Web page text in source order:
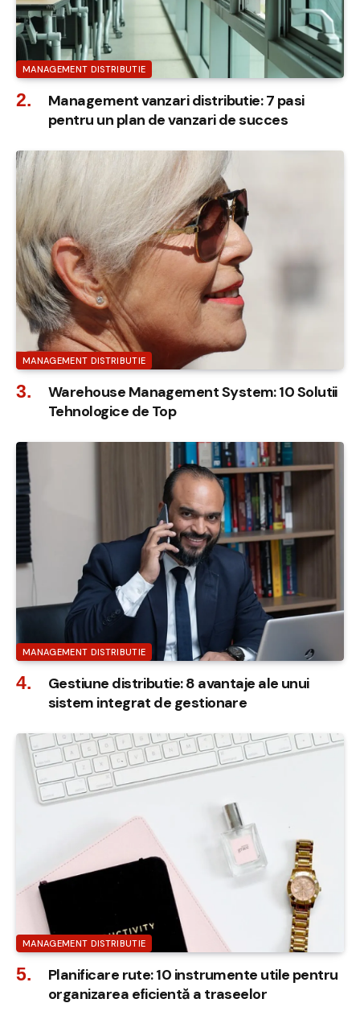
MANAGEMENT DISTRIBUTIE
Management vanzari distributie: 7 pasi
pentru un plan de vanzari de succes
MANAGEMENT DISTRIBUTIE
Warehouse Management System: 10 Solutii
Tehnologice de Top
MANAGEMENT DISTRIBUTIE
Gestiune distributie: 8 avantaje ale unui
sistem integrat de gestionare
MANAGEMENT DISTRIBUTIE
Planificare rute: 10 instrumente utile pentru
organizarea eficientă a traseelor